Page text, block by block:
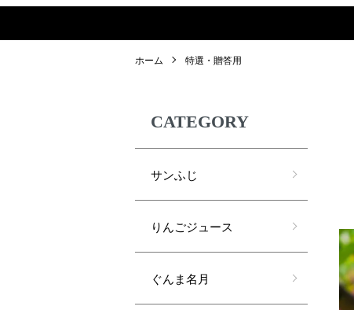
ホーム 特選・贈答用
CATEGORY
サンふじ
りんごジュース
ぐんま名月